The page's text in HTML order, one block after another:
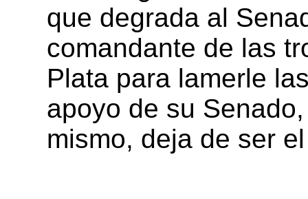
que degrada al
comandante de las
Plata para lamerle
apoyo de su
mismo, deja de ser